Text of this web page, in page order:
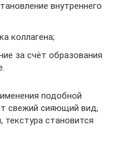
внутреннего
коллагена;
за счёт образования
подобной
свежий сияющий вид,
текстура становится